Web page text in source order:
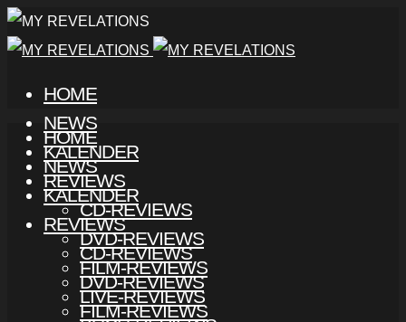
HOME
NEWS
KALENDER
REVIEWS
CD-REVIEWS
DVD-REVIEWS
FILM-REVIEWS
LIVE-REVIEWS
HOME
NEWS
KALENDER
REVIEWS
CD-REVIEWS
DVD-REVIEWS
FILM-REVIEWS